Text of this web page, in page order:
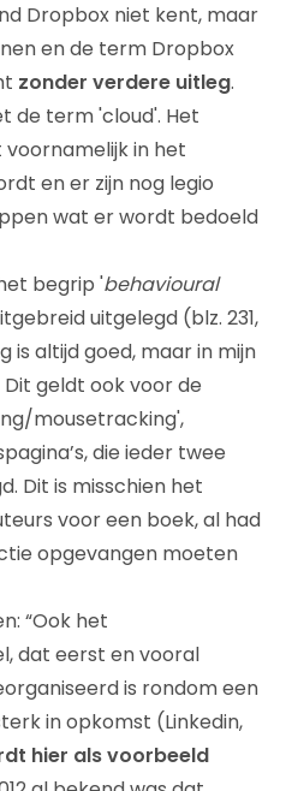
Dropbox niet kent, maar
en de term Dropbox
zonder verdere uitleg.
de term 'cloud'. Het
in het
en er zijn nog legio
wat er wordt bedoeld
begrip 'behavioural
uitgelegd (blz. 231,
is altijd goed, maar in mijn
Dit geldt ook voor de
mousetracking',
die ieder twee
Dit is misschien het
voor een boek, al had
opgevangen moeten
“Ook het
dat eerst en vooral
is rondom een
in opkomst (Linkedin,
hier als voorbeeld